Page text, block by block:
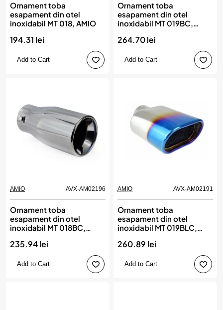
Ornament toba
esapament din otel
inoxidabil MT 018, AMIO
194.31 lei
Add to Cart
Ornament toba
esapament din otel
inoxidabil MT 019BC,
264.70 lei
Add to Cart
AMIO AVX-AM02196
Ornament toba
esapament din otel
inoxidabil MT 018BC,
235.94 lei
Add to Cart
AMIO AVX-AM02191
Ornament toba
esapament din otel
inoxidabil MT 019BLC,
260.89 lei
Add to Cart